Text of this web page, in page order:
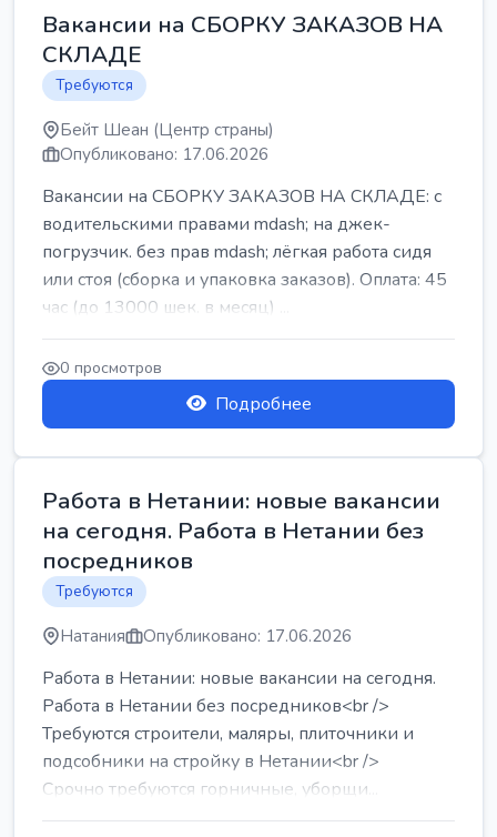
Вакансии на СБОРКУ ЗАКАЗОВ НА
СКЛАДЕ
Требуются
Бейт Шеан (Центр страны)
Опубликовано: 17.06.2026
Вакансии на СБОРКУ ЗАКАЗОВ НА СКЛАДЕ: с
водительскими правами mdash; на джек-
погрузчик. без прав mdash; лёгкая работа сидя
или стоя (сборка и упаковка заказов). Оплата: 45
час (до 13000 шек. в месяц) ...
0 просмотров
Подробнее
Работа в Нетании: новые вакансии
на сегодня. Работа в Нетании без
посредников
Требуются
Натания Опубликовано: 17.06.2026
Работа в Нетании: новые вакансии на сегодня.
Работа в Нетании без посредников<br />
Требуются строители, маляры, плиточники и
подсобники на стройку в Нетании<br />
Срочно требуются горничные, уборщи...